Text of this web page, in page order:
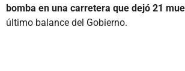
bomba en una carretera que dejó 21
último balance del Gobierno.